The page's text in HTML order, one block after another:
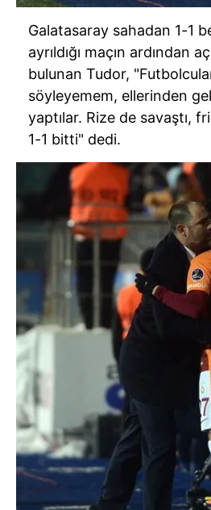
Galatasaray sahadan 1-1
ayrıldığı maçın ardından
bulunan Tudor,
söyleyemem, ellerinden
yaptılar. Rize de savaştı,
1-1 bitti" dedi.